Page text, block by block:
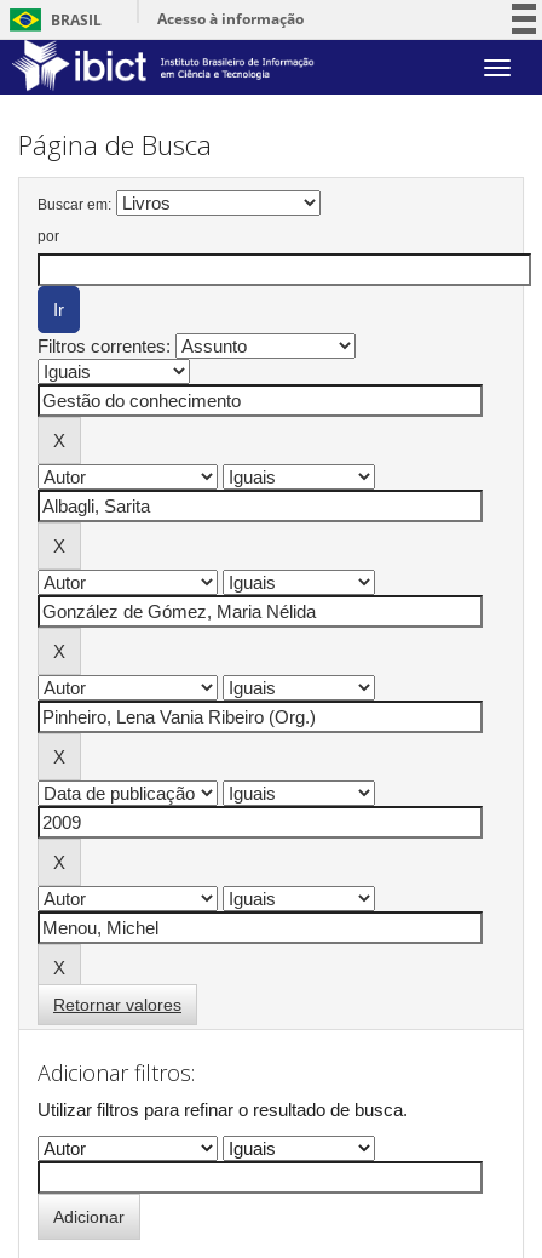
BRASIL
Acesso à informação
Serviços
Skip
Página de Busca
Buscar em:
por
Filtros correntes:
Retornar valores
Adicionar filtros:
Utilizar filtros para refinar o resultado de busca.